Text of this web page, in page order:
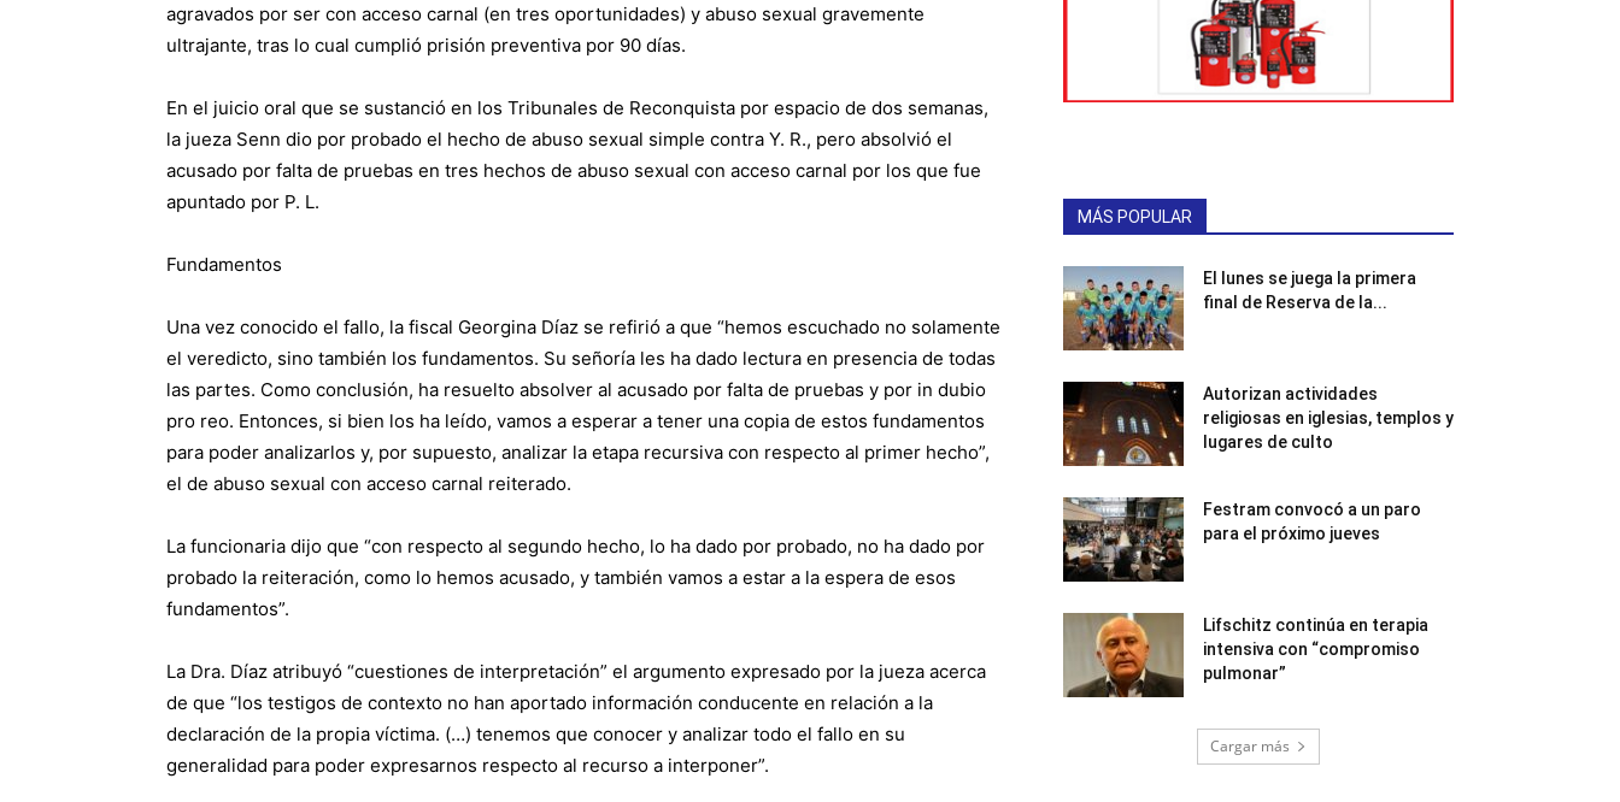
agravados por ser con acceso carnal (en tres oportunidades) y abuso sexual gravemente
ultrajante, tras lo cual cumplió prisión preventiva por 90 días.
En el juicio oral que se sustanció en los Tribunales de Reconquista por espacio de dos semanas,
la jueza Senn dio por probado el hecho de abuso sexual simple contra Y. R., pero absolvió el
acusado por falta de pruebas en tres hechos de abuso sexual con acceso carnal por los que fue
apuntado por P. L.
Fundamentos
Una vez conocido el fallo, la fiscal Georgina Díaz se refirió a que “hemos escuchado no solamente
el veredicto, sino también los fundamentos. Su señoría les ha dado lectura en presencia de todas
las partes. Como conclusión, ha resuelto absolver al acusado por falta de pruebas y por in dubio
pro reo. Entonces, si bien los ha leído, vamos a esperar a tener una copia de estos fundamentos
para poder analizarlos y, por supuesto, analizar la etapa recursiva con respecto al primer hecho”,
el de abuso sexual con acceso carnal reiterado.
La funcionaria dijo que “con respecto al segundo hecho, lo ha dado por probado, no ha dado por
probado la reiteración, como lo hemos acusado, y también vamos a estar a la espera de esos
fundamentos”.
La Dra. Díaz atribuyó “cuestiones de interpretación” el argumento expresado por la jueza acerca
de que “los testigos de contexto no han aportado información conducente en relación a la
declaración de la propia víctima. (…) tenemos que conocer y analizar todo el fallo en su
generalidad para poder expresarnos respecto al recurso a interponer”.
MÁS POPULAR
El lunes se juega la primera
final de Reserva de la...
Autorizan actividades
religiosas en iglesias, templos y
lugares de culto
Festram convocó a un paro
para el próximo jueves
Lifschitz continúa en terapia
intensiva con “compromiso
pulmonar”
Cargar más